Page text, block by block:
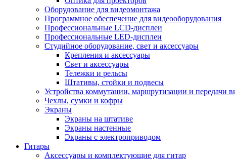
Оборудование для видеомонтажа
Программное обеспечение для видеооборудования
Профессиональные LCD-дисплеи
Профессиональные LED-дисплеи
Студийное оборудование, свет и аксессуары
Крепления и аксессуары
Свет и аксессуары
Тележки и рельсы
Штативы, стойки и подвесы
Устройства коммутации, маршрутизации и передачи
Чехлы, сумки и кофры
Экраны
Экраны на штативе
Экраны настенные
Экраны с электроприводом
Гитары
Аксессуары и комплектующие для гитар